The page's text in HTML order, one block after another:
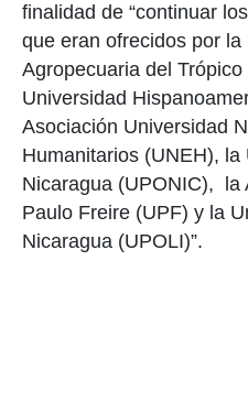
finalidad de “continuar
que eran ofrecidos por
Agropecuaria del
Universidad
Asociación Universidad
Humanitarios (UNEH),
Nicaragua (UPONIC), la
Paulo Freire (UPF) y la
Nicaragua (UPOLI)”.